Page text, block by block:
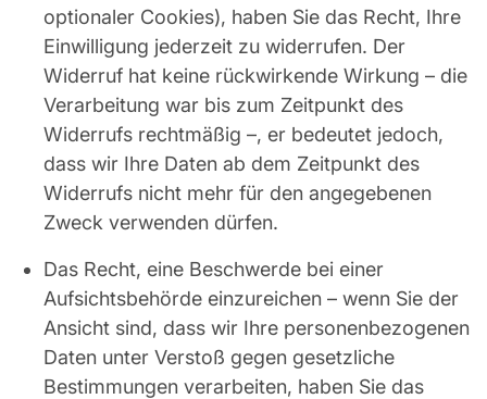
optionaler Cookies), haben Sie das Recht, Ihre
Einwilligung jederzeit zu widerrufen. Der
Widerruf hat keine rückwirkende Wirkung – die
Verarbeitung war bis zum Zeitpunkt des
Widerrufs rechtmäßig –, er bedeutet jedoch,
dass wir Ihre Daten ab dem Zeitpunkt des
Widerrufs nicht mehr für den angegebenen
Zweck verwenden dürfen.
Das Recht, eine Beschwerde bei einer
Aufsichtsbehörde einzureichen – wenn Sie der
Ansicht sind, dass wir Ihre personenbezogenen
Daten unter Verstoß gegen gesetzliche
Bestimmungen verarbeiten, haben Sie das